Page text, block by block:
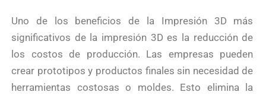
Uno de los beneficios de la Impresión 3D más
significativos de la impresión 3D es la reducción de
los costos de producción. Las empresas pueden
crear prototipos y productos finales sin necesidad de
herramientas costosas o moldes. Esto elimina la